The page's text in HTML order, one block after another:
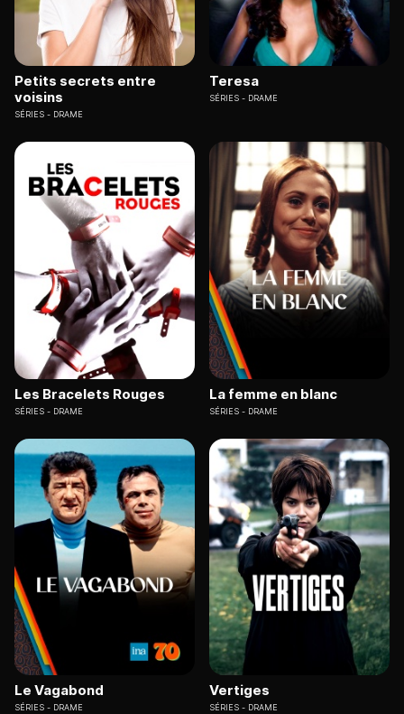
Petits secrets entre
voisins
SÉRIES DRAME
Teresa
SÉRIES DRAME
Les Bracelets Rouges
SÉRIES DRAME
La femme en blanc
SÉRIES DRAME
Le Vagabond
SÉRIES DRAME
Vertiges
SÉRIES DRAME